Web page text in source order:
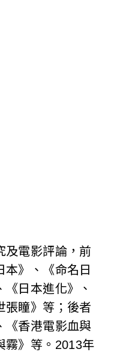
電影評論，前
本》、《命名日
日本進化》、
張瞳》等；後者
《香港電影血與
霧》等。2013年